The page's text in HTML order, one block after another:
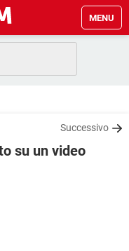
MENU
Successivo
su un video